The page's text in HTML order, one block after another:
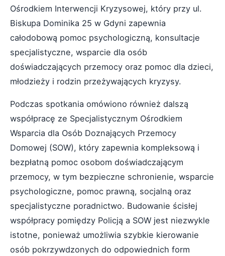
Ośrodkiem Interwencji Kryzysowej, który przy ul.
Biskupa Dominika 25 w Gdyni zapewnia
całodobową pomoc psychologiczną, konsultacje
specjalistyczne, wsparcie dla osób
doświadczających przemocy oraz pomoc dla dzieci,
młodzieży i rodzin przeżywających kryzysy.
Podczas spotkania omówiono również dalszą
współpracę ze Specjalistycznym Ośrodkiem
Wsparcia dla Osób Doznających Przemocy
Domowej (SOW), który zapewnia kompleksową i
bezpłatną pomoc osobom doświadczającym
przemocy, w tym bezpieczne schronienie, wsparcie
psychologiczne, pomoc prawną, socjalną oraz
specjalistyczne poradnictwo. Budowanie ścisłej
współpracy pomiędzy Policją a SOW jest niezwykle
istotne, ponieważ umożliwia szybkie kierowanie
osób pokrzywdzonych do odpowiednich form